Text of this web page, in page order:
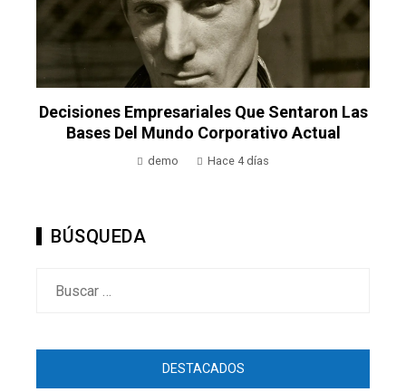
Decisiones Empresariales Que Sentaron Las
Bases Del Mundo Corporativo Actual
demo Hace 4 días
BÚSQUEDA
DESTACADOS